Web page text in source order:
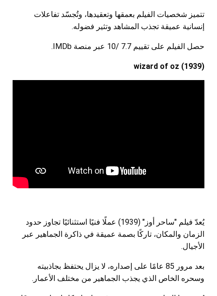
تتميز شخصيات الفيلم بعمقها وتعقيدها، وتُجسّد تفاعلات
إنسانية عميقة تجذب المشاهد وتثير فضوله.
حصل الفيلم على تقييم 7.7 /10 عبر منصة IMDb.
(wizard of oz (1939
يُعدّ فيلم "ساحر أوز" (1939) عملًا فنيًا استثنائيًا تجاوز حدود
الزمان والمكان، تاركًا بصمة عميقة في ذاكرة الجماهير عبر
الأجيال.
بعد مرور 85 عامًا على إصداره، لا يزال يحتفظ بجاذبيته
وسحره الخاص الذي يجذب الجماهير من مختلف الأعمار.